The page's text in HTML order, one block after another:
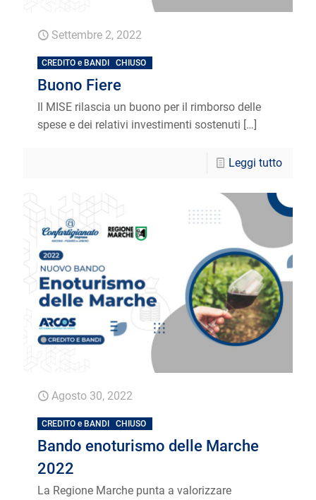
Settembre 2, 2022
CREDITO e BANDI CHIUSO
Buono Fiere
Il MISE rilascia un buono per il rimborso delle
spese e dei relativi investimenti sostenuti […]
Leggi tutto
Agosto 30, 2022
CREDITO e BANDI CHIUSO
Bando enoturismo delle Marche
2022
La Regione Marche punta a valorizzare